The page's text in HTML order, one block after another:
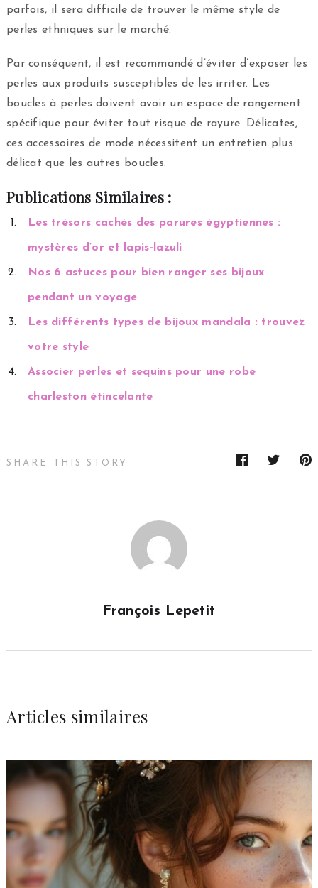
parfois, il sera difficile de trouver le même style de
perles ethniques sur le marché.
Par conséquent, il est recommandé d’éviter d’exposer les
perles aux produits susceptibles de les irriter. Les
boucles à perles doivent avoir un espace de rangement
spécifique pour éviter tout risque de rayure. Délicates,
ces accessoires de mode nécessitent un entretien plus
délicat que les autres boucles.
Publications Similaires :
Les trésors cachés des parures égyptiennes :
mystères d’or et lapis-lazuli
Nos 6 astuces pour bien ranger ses bijoux
pendant un voyage
Les différents types de bijoux mandala : trouvez
votre style
Associer perles et sequins pour une robe
charleston étincelante
SHARE THIS STORY
François Lepetit
Articles similaires